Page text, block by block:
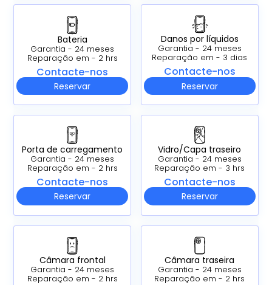
Bateria
Garantia - 24 meses
Reparação em - 2 hrs
Contacte-nos
Reservar
Danos por líquidos
Garantia - 24 meses
Reparação em - 3 dias
Contacte-nos
Reservar
Porta de carregamento
Garantia - 24 meses
Reparação em - 2 hrs
Contacte-nos
Reservar
Vidro/Capa traseiro
Garantia - 24 meses
Reparação em - 3 hrs
Contacte-nos
Reservar
Câmara frontal
Garantia - 24 meses
Reparação em - 2 hrs
Câmara traseira
Garantia - 24 meses
Reparação em - 2 hrs